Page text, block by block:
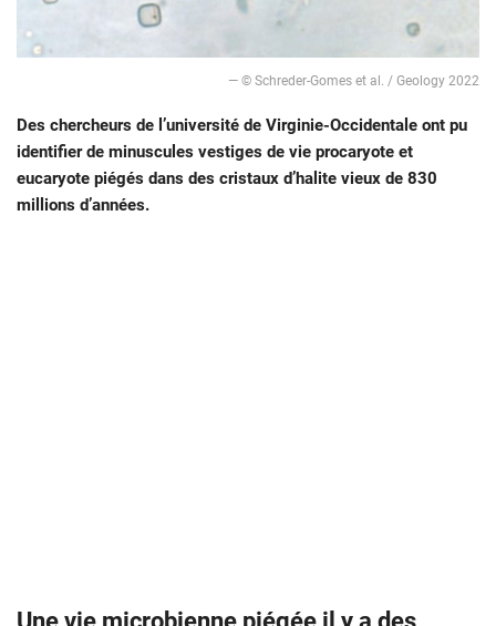
— © Schreder-Gomes et al. / Geology 2022
Des chercheurs de l’université de Virginie-Occidentale ont pu
identifier de minuscules vestiges de vie procaryote et
eucaryote piégés dans des cristaux d’halite vieux de 830
millions d’années.